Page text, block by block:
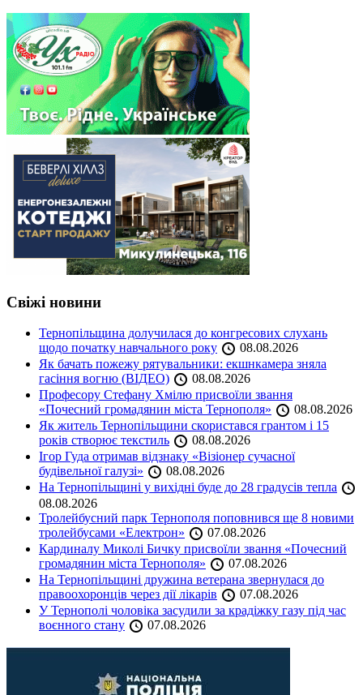
Свіжі новини
Тернопільщина долучилася до конгресових слухань
щодо початку навчального року
08.08.2026
Як бачать пожежу рятувальники: екшнкамера зняла
гасіння вогню (ВІДЕО)
08.08.2026
Професору Стефану Хмілю присвоїли звання
«Почесний громадянин міста Тернополя»
08.08.2026
Як житель Тернопільщини скористався грантом і 15
років створює текстиль
08.08.2026
Ігор Гуда отримав відзнаку «Візіонер сучасної
будівельної галузі»
08.08.2026
На Тернопільщині у вихідні буде до 28 градусів тепла
08.08.2026
Тролейбусний парк Тернополя поповнився ще 8 новими
тролейбусами «Електрон»
07.08.2026
Кардиналу Миколі Бичку присвоїли звання «Почесний
громадянин міста Тернополя»
07.08.2026
На Тернопільщині дружина ветерана звернулася до
правоохоронців через дії лікарів
07.08.2026
У Тернополі чоловіка засудили за крадіжку газу під час
воєнного стану
07.08.2026